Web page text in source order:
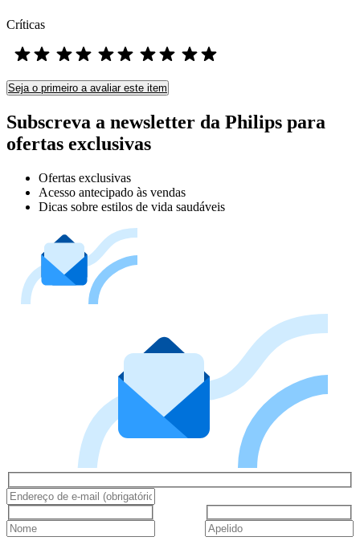
Críticas
Seja o primeiro a avaliar este item
Subscreva a newsletter da Philips para
ofertas exclusivas
Ofertas exclusivas
Acesso antecipado às vendas
Dicas sobre estilos de vida saudáveis